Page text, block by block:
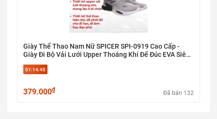
Giày Thể Thao Nam Nữ SPICER SPI-0919 Cao Cấp -
Giày Đi Bộ Vải Lưới Upper Thoáng Khí Đế Đúc EVA Siêu
01:14:44
379.000₫ Đã bán 132